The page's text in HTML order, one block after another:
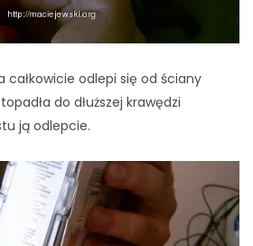
całkowicie odlepi się od ściany
do dłuższej krawędzi
ją odlepcie.